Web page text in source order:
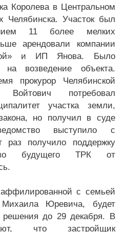
Королева в Центральном
Челябинска. Участок был
11 более мелких
арендовали компании
и ИП Янова. Было
на возведение объекта.
прокурор Челябинской
Войтович потребовал
участка земли,
но получил в суде
выступило с
получило поддержку
будущего ТРК от
с семьей
Михаила Юревича, будет
решения до 29 декабря. В
что застройщик